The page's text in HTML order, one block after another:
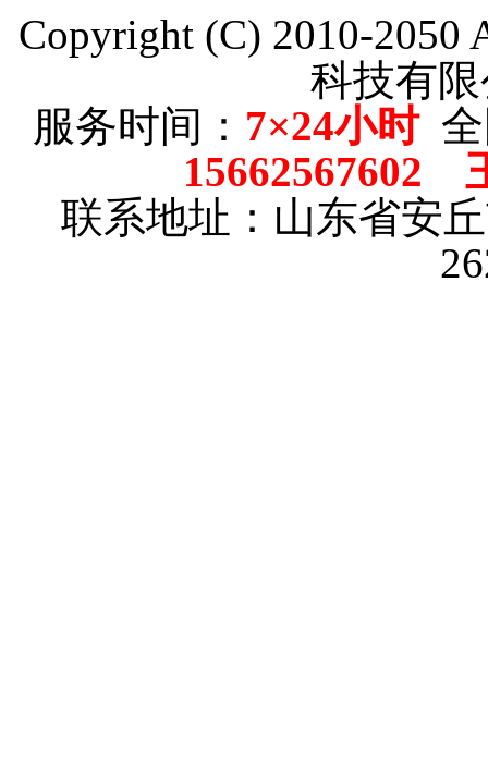
Copyright (C) 2010-2050
科技有
服务时间： 7×24小时全
15662567602
联系地址：山东省安